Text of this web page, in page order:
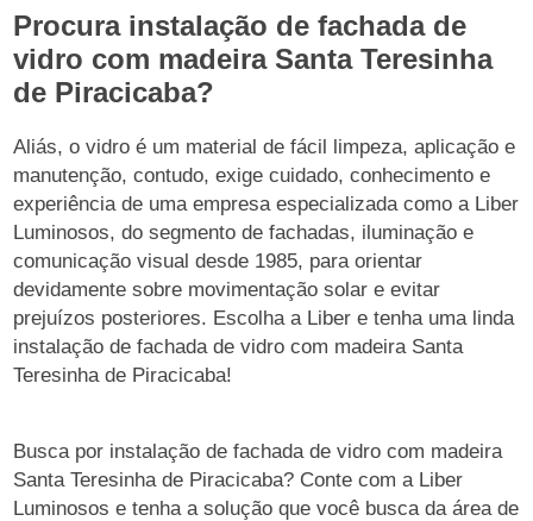
Procura instalação de fachada de
vidro com madeira Santa Teresinha
de Piracicaba?
Aliás, o vidro é um material de fácil limpeza, aplicação e
manutenção, contudo, exige cuidado, conhecimento e
experiência de uma empresa especializada como a Liber
Luminosos, do segmento de fachadas, iluminação e
comunicação visual desde 1985, para orientar
devidamente sobre movimentação solar e evitar
prejuízos posteriores. Escolha a Liber e tenha uma linda
instalação de fachada de vidro com madeira Santa
Teresinha de Piracicaba!
Busca por instalação de fachada de vidro com madeira
Santa Teresinha de Piracicaba? Conte com a Liber
Luminosos e tenha a solução que você busca da área de